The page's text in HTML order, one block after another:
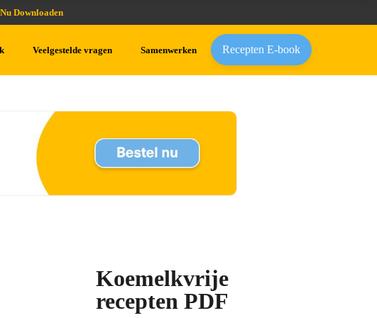
Nu Downloaden
Veelgestelde vragen Samenwerken Recepten E-book
Koemelkvrije
recepten PDF